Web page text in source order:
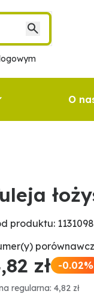
O
produktu:
zł -0.02%
regularna: 4,82 zł